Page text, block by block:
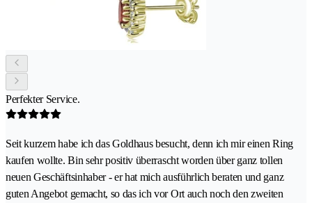
Perfekter Service.
Seit kurzem habe ich das Goldhaus besucht, denn ich mir einen Ring
kaufen wollte. Bin sehr positiv überrascht worden über ganz tollen
neuen Geschäftsinhaber - er hat mich ausführlich beraten und ganz
guten Angebot gemacht, so das ich vor Ort auch noch den zweiten